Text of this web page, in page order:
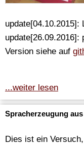
update[04.10.2015]:
Version siehe auf
...weiter lesen
Spracherzeugung
Dies ist ein